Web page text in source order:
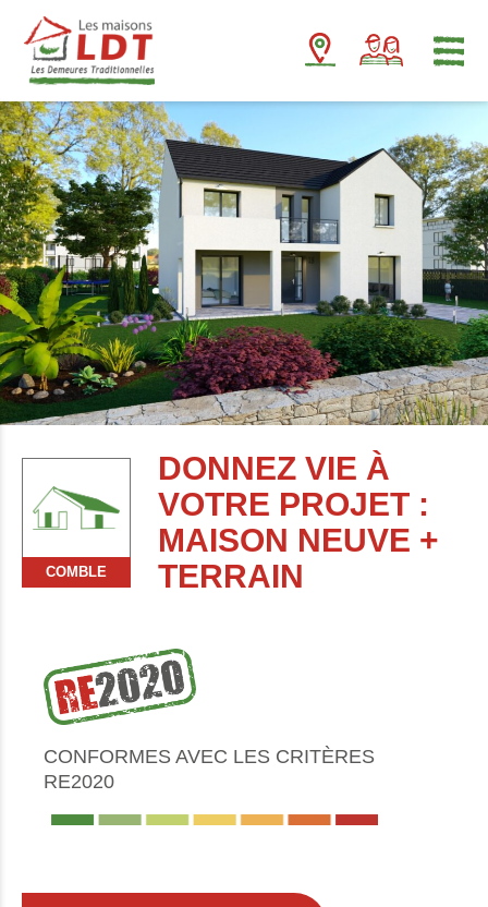
COMBLE
DONNEZ VIE À
VOTRE PROJET :
MAISON NEUVE +
TERRAIN
CONFORMES AVEC LES CRITÈRES
RE2020